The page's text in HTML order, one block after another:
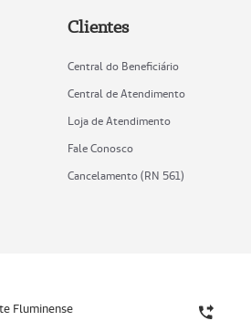
Clientes
Central do Beneficiário
Central de Atendimento
Loja de Atendimento
Fale Conosco
Cancelamento (RN 561)
Fluminense